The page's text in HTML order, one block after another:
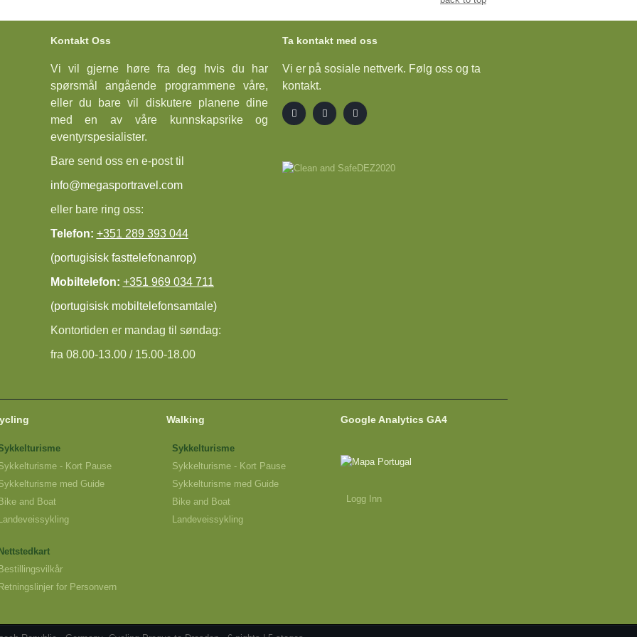
Kontakt Oss
Vi vil gjerne høre fra deg hvis du har
spørsmål angående programmene våre,
eller du bare vil diskutere planene dine
med en av våre kunnskapsrike og
eventyrspesialister.
Bare send oss en e-post til
info@megasportravel.com
eller bare ring oss:
Telefon: +351 289 393 044
(portugisisk fasttelefonanrop)
Mobiltelefon: +351 969 034 711
(portugisisk mobiltelefonsamtale)
Kontortiden er mandag til søndag:
fra 08.00-13.00 / 15.00-18.00
Ta kontakt med oss
Vi er på sosiale nettverk. Følg oss og ta
kontakt.
- Kort Pause
med Guide
Bike and Boat
Landeveissykling
Nettstedkart
Bestillingsvilkår
Retningslinjer for Personvern
Walking
Sykkelturisme
Sykkelturisme - Kort Pause
Sykkelturisme med Guide
Bike and Boat
Landeveissykling
Google Analytics GA4
Logg Inn